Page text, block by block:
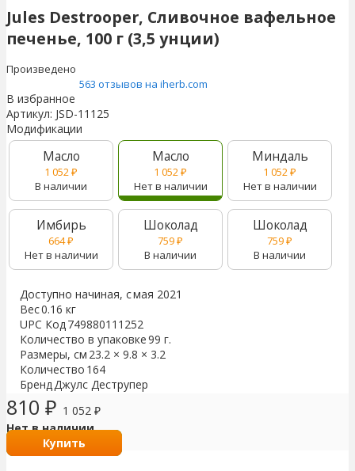
Jules Destrooper, Сливочное вафельное
печенье, 100 г (3,5 унции)
Произведено
563 отзывов на iherb.com
В избранное
Артикул: JSD-11125
Модификации
Масло
1 052₽
В наличии
Масло
1 052₽
Нет в наличии
Миндаль
1 052₽
Нет в наличии
Имбирь
664₽
Нет в наличии
Шоколад
759₽
В наличии
Шоколад
759₽
В наличии
Доступно начиная, смая 2021
Вес0.16 кг
UPC Код749880111252
Количество в упаковке99 г.
Размеры, см 23.2 × 9.8 × 3.2
Количество 164
БрендДжулс Деструпер
810 ₽ 1 052 ₽
Нет в наличии
Купить